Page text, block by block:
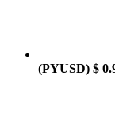
(PYUSD) $